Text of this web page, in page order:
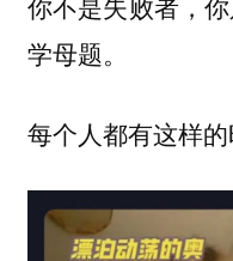
你不是失败者，
学母题。
每个人都有这样的